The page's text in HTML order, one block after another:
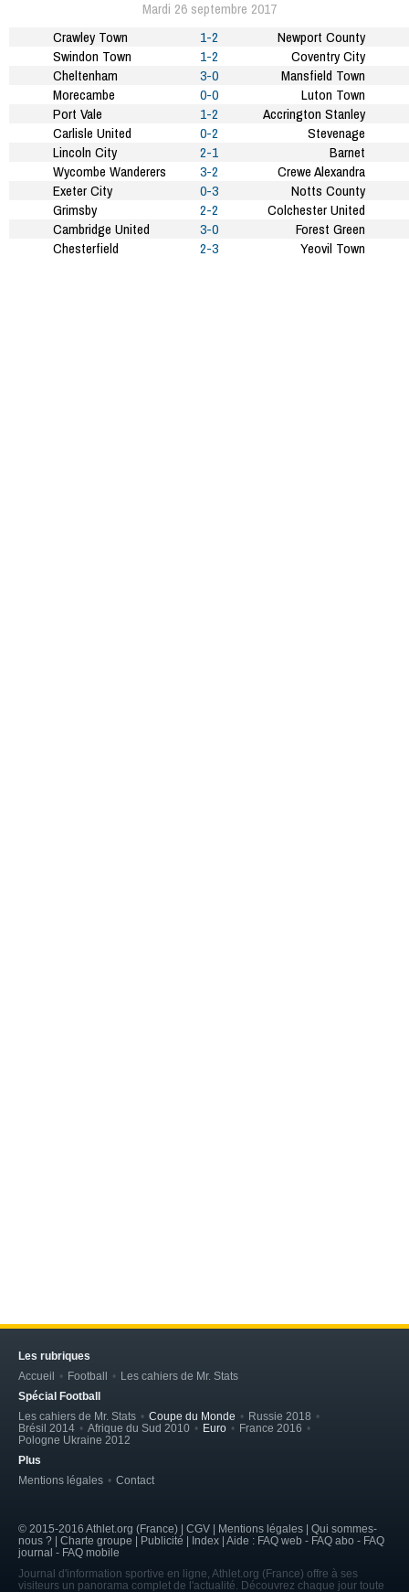
Mardi 26 septembre 2017
Crawley Town
1-2
Newport County
Swindon Town
1-2
Coventry City
Cheltenham
3-0
Mansfield Town
Morecambe
0-0
Luton Town
Port Vale
1-2
Accrington Stanley
Carlisle United
0-2
Stevenage
Lincoln City
2-1
Barnet
Wycombe Wanderers
3-2
Crewe Alexandra
Exeter City
0-3
Notts County
Grimsby
2-2
Colchester United
Cambridge United
3-0
Forest Green
Chesterfield
2-3 Yeovil Town
Les rubriques
Accueil
Football
Les cahiers de Mr. Stats
Spécial Football
Les cahiers de Mr. Stats
Coupe du Monde
Russie 2018
Brésil 2014
Afrique du Sud 2010 Euro
France 2016
Pologne Ukraine 2012
Plus
Mentions légales
Contact
© 2015-2016 Athlet.org (France) | CGV | Mentions légales | Qui sommes-
nous ? | Charte groupe | Publicité | Index | Aide : FAQ web - FAQ abo - FAQ
journal - FAQ mobile
Journal d'information sportive en ligne, Athlet.org (France) offre à ses
visiteurs un panorama complet de l'actualité. Découvrez chaque jour toute